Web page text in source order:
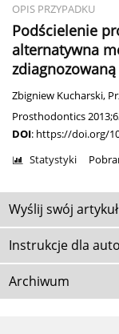
OPIS PRZYPADKU
Podścielenie
alternatywna
Zbigniew Kucharski,
Prosthodontics
DOI: https://doi.org/
Statystyki
Wyślij swój artykuł
Instrukcje dla
Archiwum